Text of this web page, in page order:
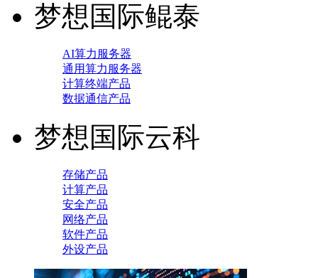
梦想国际鲲泰
AI算力服务器
通用算力服务器
计算终端产品
数据通信产品
梦想国际云科
存储产品
计算产品
安全产品
网络产品
软件产品
外设产品